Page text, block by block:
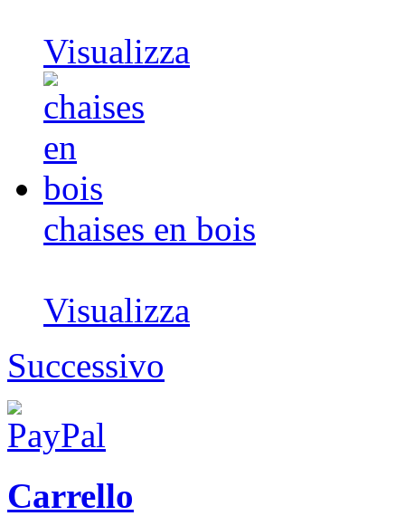
Visualizza
chaises en bois
Visualizza
Successivo
Carrello